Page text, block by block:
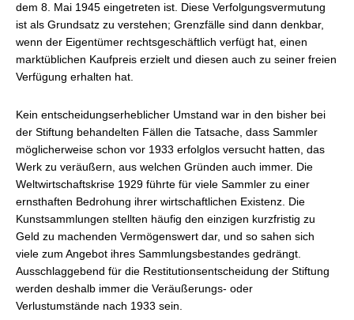
dem 8. Mai 1945 eingetreten ist. Diese Verfolgungsvermutung
ist als Grundsatz zu verstehen; Grenzfälle sind dann denkbar,
wenn der Eigentümer rechtsgeschäftlich verfügt hat, einen
marktüblichen Kaufpreis erzielt und diesen auch zu seiner freien
Verfügung erhalten hat.
Kein entscheidungserheblicher Umstand war in den bisher bei
der Stiftung behandelten Fällen die Tatsache, dass Sammler
möglicherweise schon vor 1933 erfolglos versucht hatten, das
Werk zu veräußern, aus welchen Gründen auch immer. Die
Weltwirtschaftskrise 1929 führte für viele Sammler zu einer
ernsthaften Bedrohung ihrer wirtschaftlichen Existenz. Die
Kunstsammlungen stellten häufig den einzigen kurzfristig zu
Geld zu machenden Vermögenswert dar, und so sahen sich
viele zum Angebot ihres Sammlungsbestandes gedrängt.
Ausschlaggebend für die Restitutionsentscheidung der Stiftung
werden deshalb immer die Veräußerungs- oder
Verlustumstände nach 1933 sein.